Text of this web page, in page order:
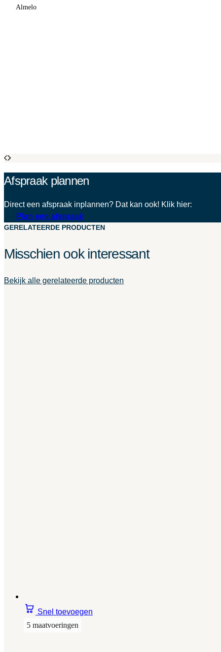
Almelo
Afspraak plannen
Direct een afspraak inplannen? Dat kan ook! Klik hier:
Plan een afspraak
GERELATEERDE PRODUCTEN
Misschien ook interessant
Bekijk alle gerelateerde producten
Snel toevoegen
5 maatvoeringen